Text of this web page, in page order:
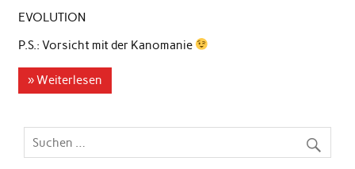
EVOLUTION
P.S.: Vorsicht mit der Kanomanie
» Weiterlesen